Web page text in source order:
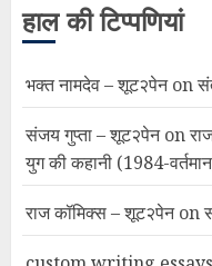
हाल की टिप्पणियां
भक्त नामदेव – शूट२पेनon
संजय गुप्ता – शूट२पेनon
युग की कहानी (1984-
राज कॉमिक्स – शूट२पेनon